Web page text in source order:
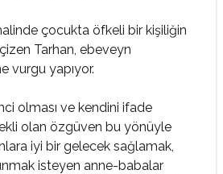
çocukta öfkeli bir kişiliğin
Tarhan, ebeveyn
vurgu yapıyor.
olması ve kendini ifade
olan özgüven bu yönüyle
iyi bir gelecek sağlamak,
isteyen anne-babalar